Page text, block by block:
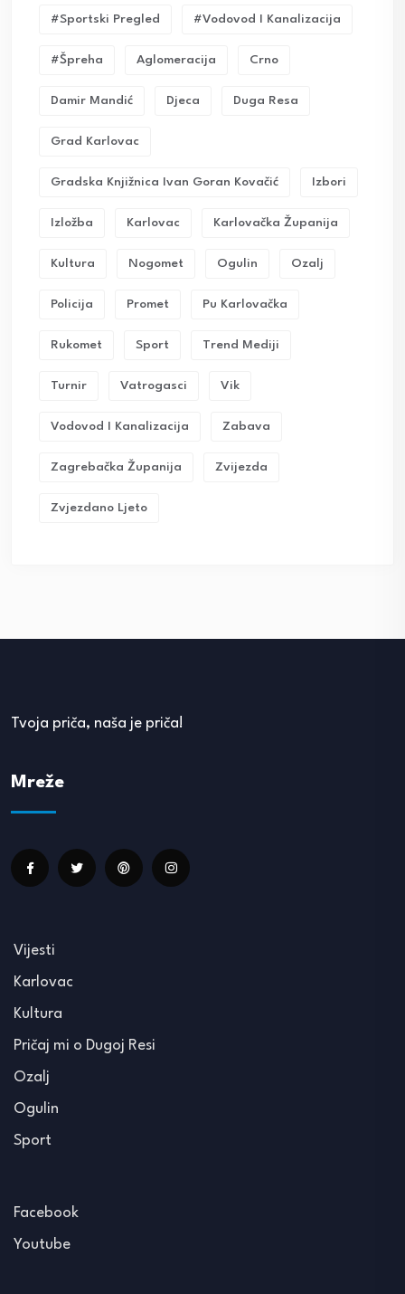
#sportski Pregled #vodovod I Kanalizacija
#Špreha Aglomeracija Crno
Damir Mandić Djeca Duga Resa
Grad Karlovac
Gradska Knjižnica Ivan Goran Kovačić Izbori
Izložba Karlovac Karlovačka Županija
Kultura Nogomet Ogulin Ozalj
Policija Promet Pu Karlovačka
Rukomet Sport Trend Mediji
Turnir Vatrogasci Vik
Vodovod I Kanalizacija Zabava
Zagrebačka Županija Zvijezda
Zvjezdano Ljeto
Tvoja priča, naša je priča!
Mreže
Vijesti
Karlovac
Kultura
Pričaj mi o Dugoj Resi
Ozalj
Ogulin
Sport
Facebook
Youtube